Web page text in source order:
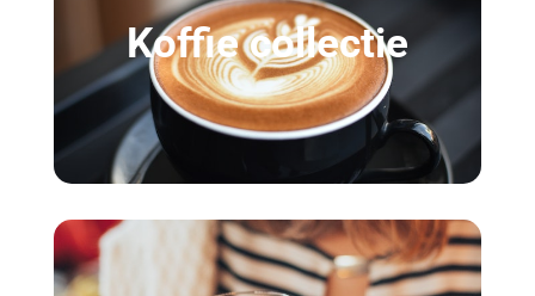
Koffie collectie